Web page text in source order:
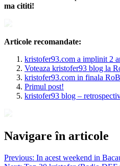
ma cititi!
Articole recomandate:
kristofer93.com a implinit 2
Voteaza kristofer93 blog la
kristofer93.com in finala
Primul post!
kristofer93 blog –
Navigare în articole
Previous: In acest weekend in